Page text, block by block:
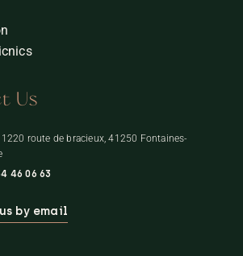
Us
1220 route de bracieux, 41250 Fontaines-
46 06 63
by email